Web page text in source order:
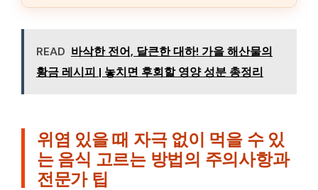
READ 바삭한 전어, 달큰한 대하! 가을 해산물의
황금 레시피 | 놓치면 후회할 영양 성분 총정리
위염 있을 때 자극 없이 먹을 수 있
는 음식 고르는 방법의 주의사항과
전문가 팁